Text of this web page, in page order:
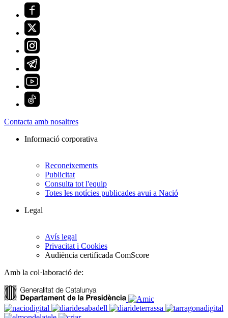
Contacta amb nosaltres
Informació corporativa
Reconeixements
Publicitat
Consulta tot l'equip
Totes les notícies publicades avui a Nació
Legal
Avís legal
Privacitat i Cookies
Audiència certificada ComScore
Amb la col·laboració de: